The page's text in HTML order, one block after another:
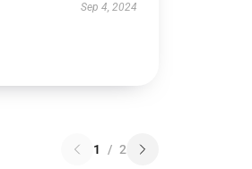
Sep 4, 2024
1 / 2